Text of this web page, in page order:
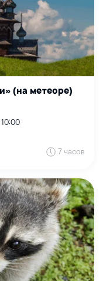
(на метеоре)
7 часов